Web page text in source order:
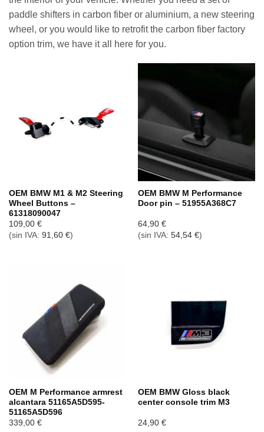
paddle shifters in carbon fiber or aluminium, a new steering
wheel, or you would like to retrofit the carbon fiber factory
option trim, we have it all here for you.
OEM BMW M1 & M2 Steering
Wheel Buttons –
61318090047
109,00 €
(sin IVA: 91,60 €)
OEM BMW M Performance
Door pin – 51955A368C7
64,90 €
(sin IVA: 54,54 €)
OEM M Performance armrest
alcantara 51165A5D595-
51165A5D596
339,00 €
OEM BMW Gloss black
center console trim M3
24,90 €